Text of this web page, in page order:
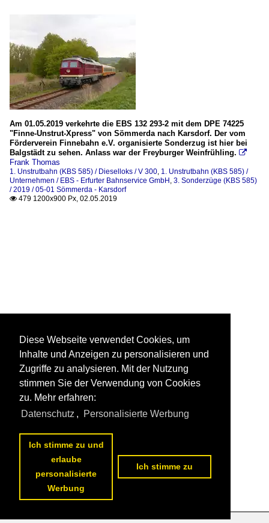
Am 01.05.2019 verkehrte die EBS 132 293-2 mit dem DPE 74225
"Finne-Unstrut-Xpress" von Sömmerda nach Karsdorf. Der vom
Förderverein Finnebahn e.V. organisierte Sonderzug ist hier bei
Balgstädt zu sehen. Anlass war der Freyburger Weinfrühling. 
Frank Thomas
1. Unstrutbahn (KBS 585) / Dieselloks / V 300 1. Unstrutbahn (KBS 585) /
Unternehmen / EBS - Erfurter Bahnservice GmbH 3. Sonderzüge (KBS 585)
/ 2019 / 05-01 Sömmerda - Karsdorf
 479 1200x900 Px, 02.05.2019
Diese Webseite verwendet Cookies, um
Inhalte und Anzeigen zu personalisieren und
Zugriffe zu analysieren. Mit der Nutzung
stimmen Sie der Verwendung von Cookies
zu. Mehr erfahren:
Datenschutz , Personalisierte Werbung
Ich stimme zu und
erlaube
personalisierte
Werbung
Ich stimme zu